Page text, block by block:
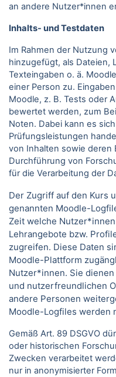
an andere Nutzer*innen
Inhalts- und Testdaten
Im Rahmen der Nutzung
hinzugefügt, als Dateien,
Texteingaben o. ä.
einer Person zu.
Moodle, z. B. Tests oder
bewertet werden, zum
Noten. Dabei kann es
Prüfungsleistungen
von Inhalten sowie
Durchführung von
für die Verarbeitung der
Der Zugriff auf den Kurs
genannten Moodle-
Zeit welche
Lehrangebote bzw.
zugreifen. Diese Daten
Moodle-Plattform
Nutzer*innen. Sie
und nutzerfreundlichen
andere Personen
Moodle-Logfiles werden
Gemäß Art. 89 DSGVO
oder historischen
Zwecken verarbeitet
nur in anonymisierter